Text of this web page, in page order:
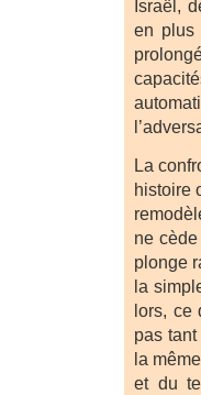
Israël,
en plus
La
histoire
ne
plonge
la
lors, ce
pas
la
et du